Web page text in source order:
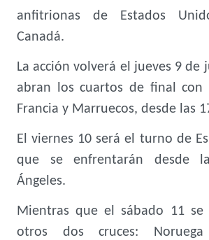
anfitrionas de Estados
Canadá.
La acción volverá el jueves 9 de
abran los cuartos de final
Francia y Marruecos, desde las
El viernes 10 será el turno de
que se enfrentarán desde
Ángeles.
Mientras que el sábado 11 se
otros dos cruces: